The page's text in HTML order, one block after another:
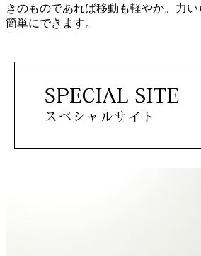
きのものであれば移動も軽やか。力
簡単にできます。